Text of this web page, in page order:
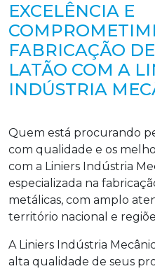
EXCELÊNCIA E
FABRICAÇÃO
LATÃO COM A
INDÚSTRIA
Quem está procurando
com qualidade e os
com a Liniers Indústria
especializada na
metálicas, com amplo
território nacional e
A Liniers Indústria
alta qualidade de seus